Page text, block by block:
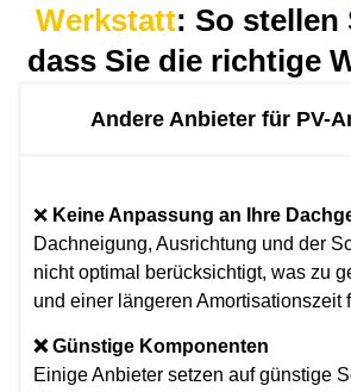
Werkstatt: So stellen
dass Sie die richtige
Andere Anbieter für PV-
❌ Keine Anpassung an Ihre
Dachneigung, Ausrichtung und der
nicht optimal berücksichtigt, was zu
und einer längeren Amortisationszeit
❌ Günstige Komponenten
Einige Anbieter setzen auf günstige